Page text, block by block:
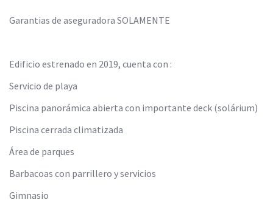
Garantias de aseguradora SOLAMENTE
Edificio estrenado en 2019, cuenta con :
Servicio de playa
Piscina panorámica abierta con importante deck (solárium)
Piscina cerrada climatizada
Área de parques
Barbacoas con parrillero y servicios
Gimnasio